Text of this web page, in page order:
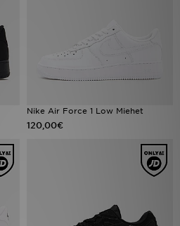
Nike Air Force 1 Low Miehet
120,00€